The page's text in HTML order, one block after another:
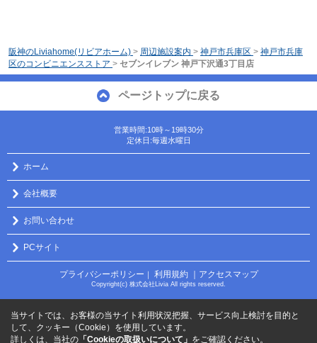
阪神のLiviahome(リビアホーム) > 周辺施設案内 > 神戸市兵庫区 > 神戸市兵庫
区のコンビニエンスストア > セブンイレブン 神戸下沢通3丁目店
ページトップに戻る
営業時間:10時～19時30分
定休日:毎週水曜日
ホーム
会社概要
お問い合わせ
PCサイト
プライバシーポリシー ｜ 利用規約 ｜アクセスマップ
Copyright(c) 株式会社Livia All rights reserved.
当サイトでは、お客様の当サイト利用状況把握、サービス向上検討を目的と
して、クッキー（Cookie）を使用しています。
詳しくは、当社の 「Cookieの取扱いについて」 をご確認ください。